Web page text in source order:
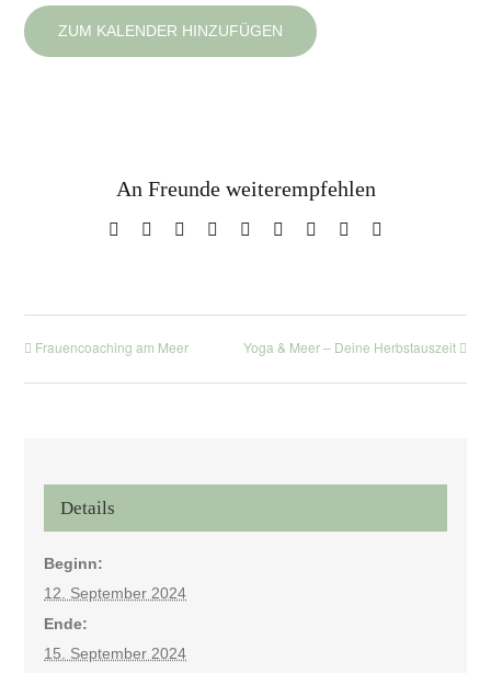
ZUM KALENDER HINZUFÜGEN
An Freunde weiterempfehlen
Facebook Reddit LinkedInWhatsApp
TumblrPinterest
Frauencoaching am Meer Yoga & Meer – Deine Herbstauszeit
Details
Beginn:
12. September 2024
Ende:
15. September 2024